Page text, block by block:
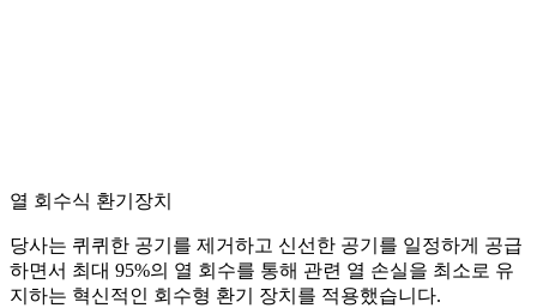
열 회수식 환기장치
당사는 퀴퀴한 공기를 제거하고 신선한 공기를 일정하게 공급
하면서 최대 95%의 열 회수를 통해 관련 열 손실을 최소로 유
지하는 혁신적인 회수형 환기 장치를 적용했습니다.